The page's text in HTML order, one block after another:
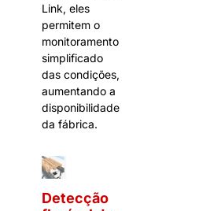
Link, eles
permitem o
monitoramento
simplificado
das condições,
aumentando a
disponibilidade
da fábrica.
Detecção